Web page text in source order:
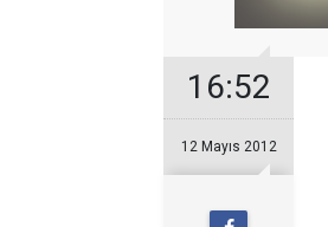
16:52
12 Mayıs 2012